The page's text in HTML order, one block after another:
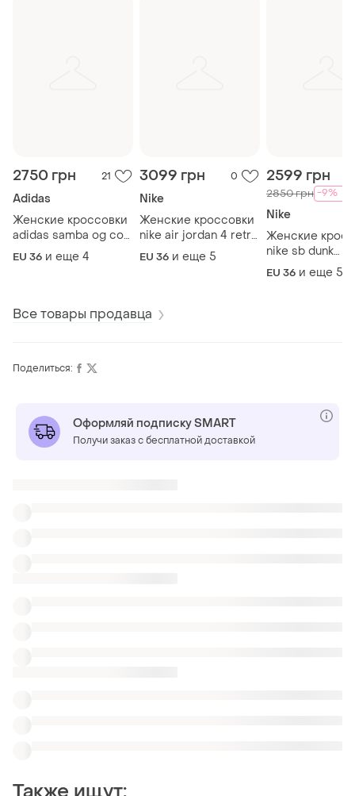
2750 грн 21
Adidas
Женские кроссовки
adidas samba og cow
print адидас самба
EU 36 и еще 4
3099 грн 0
Nike
Женские кроссовки
nike air jordan 4 retro
university blue
EU 36 и еще 5
2599 грн
2850 грн -9%
Nike
Женские
nike sb dunk
valentine's day
брон
EU 36 и еще 5
Все товары продавца
Поделиться:
Оформляй подписку SMART
Получи заказ с бесплатной доставкой